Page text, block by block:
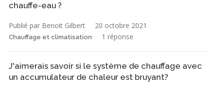
chauffe-eau ?
Publié par Benoit Gilbert 20 octobre 2021
Chauffage et climatisation 1 réponse
J'aimerais savoir si le système de chauffage avec
un accumulateur de chaleur est bruyant?